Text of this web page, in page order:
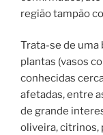
região tampão
Trata-se de uma
plantas (vasos
conhecidas
afetadas, entre
de grande
oliveira, citrinos,